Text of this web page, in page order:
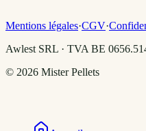
Mentions légales·CGV·
Awlest SRL · TVA BE
© 2026 Mister Pellets